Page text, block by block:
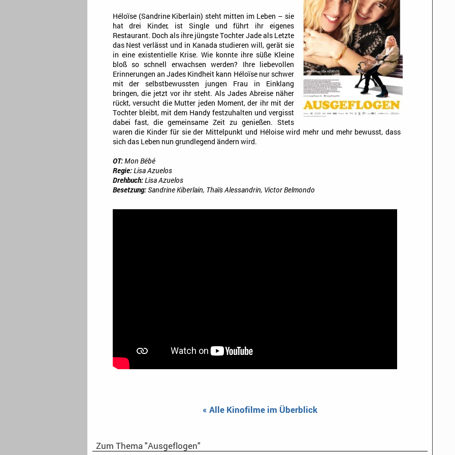
Héloïse (Sandrine Kiberlain) steht mitten im Leben – sie
hat drei Kinder, ist Single und führt ihr eigenes
Restaurant. Doch als ihre jüngste Tochter Jade als Letzte
das Nest verlässt und in Kanada studieren will, gerät sie
in eine existentielle Krise. Wie konnte ihre süße Kleine
bloß so schnell erwachsen werden? Ihre liebevollen
Erinnerungen an Jades Kindheit kann Héloïse nur schwer
mit der selbstbewussten jungen Frau in Einklang
bringen, die jetzt vor ihr steht. Als Jades Abreise näher
rückt, versucht die Mutter jeden Moment, der ihr mit der
Tochter bleibt, mit dem Handy festzuhalten und vergisst
dabei fast, die gemeinsame Zeit zu genießen. Stets
waren die Kinder für sie der Mittelpunkt und Héloise wird mehr und mehr bewusst, dass
sich das Leben nun grundlegend ändern wird.
OT:Mon Bébé
Regie:Lisa Azuelos
Drehbuch:Lisa Azuelos
Besetzung:Sandrine Kiberlain, Thaïs Alessandrin, Victor Belmondo
« Alle Kinofilme im Überblick
Zum Thema "Ausgeflogen"